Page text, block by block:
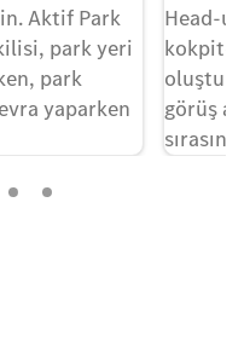
Aktif Park
park yeri
park
yaparken
Head-
kokpite
görüş